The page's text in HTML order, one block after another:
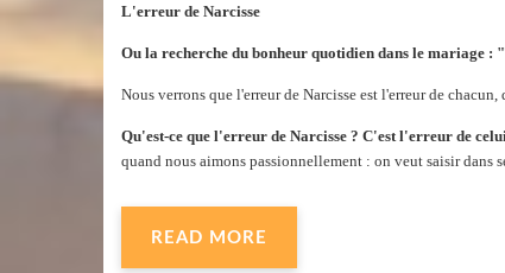
L'erreur de Narcisse
Ou la recherche du bonheur quotidien dans le mariage :
Nous verrons que l'erreur de Narcisse est l'erreur de
Qu'est-ce que l'erreur de Narcisse ? C'est l'erreur de
quand nous aimons passionnellement : on veut saisir dans
READ MORE